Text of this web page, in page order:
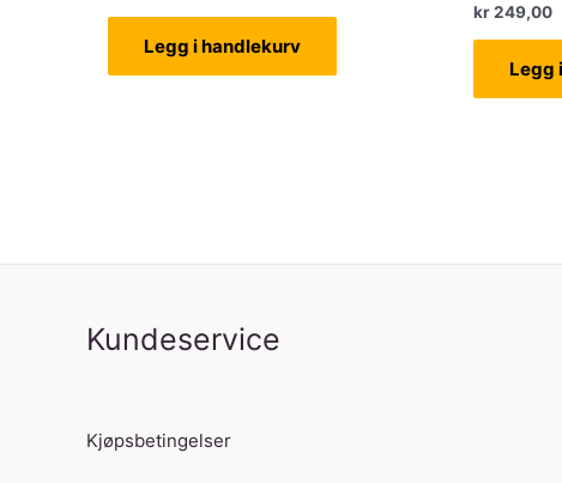
Legg i handlekurv
kr249,00
Legg
Kundeservice
Kjøpsbetingelser